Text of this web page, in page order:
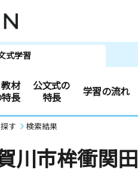
式学習
材
長
公文式の
特長
学習の流れ
す 検索結果
川市桙衝関田